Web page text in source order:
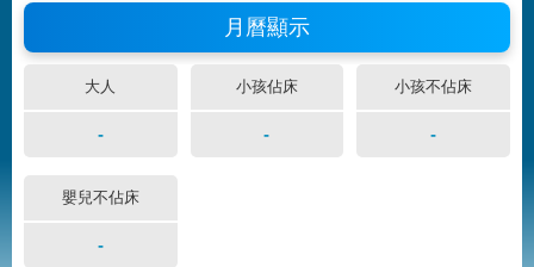
月曆顯示
大人 小孩佔床 小孩不佔床
- - -
嬰兒不佔床
-